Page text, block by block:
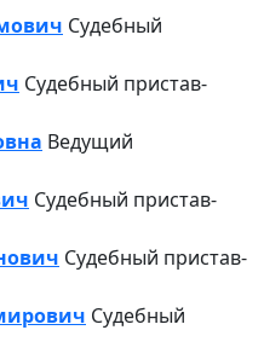
Судебный
Судебный пристав-
Ведущий
Судебный пристав-
Судебный пристав-
Судебный